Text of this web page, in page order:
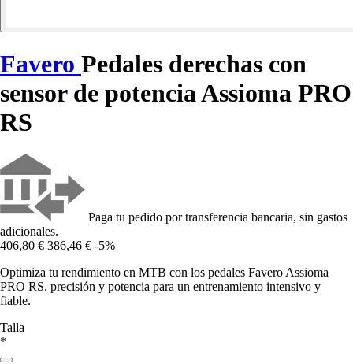
Favero Pedales derechas con
sensor de potencia Assioma PRO
RS
Paga tu pedido por transferencia bancaria, sin gastos
adicionales.
406,80 € 386,46 € -5%
Optimiza tu rendimiento en MTB con los pedales Favero Assioma
PRO RS, precisión y potencia para un entrenamiento intensivo y
fiable.
Talla
*